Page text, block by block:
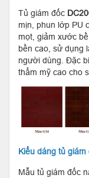
Tủ giám đốc
mịn, phun lớp PU
mọt, giảm xước
bền cao, sử dụng
người dùng. Đặc
thẩm mỹ cao cho
Kiểu dáng tủ giám
Mẫu tủ giám đốc